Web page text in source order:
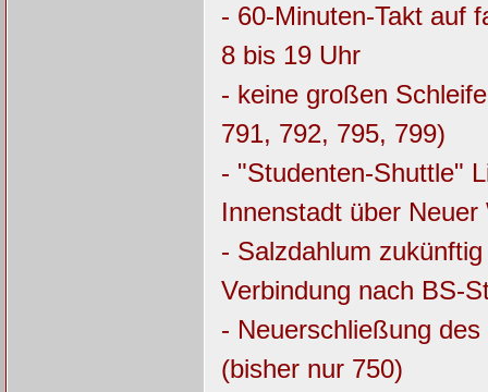
- 60-Minuten-Takt auf
8 bis 19 Uhr
- keine großen
791, 792, 795, 799)
- "Studenten-Shuttle"
Innenstadt über
- Salzdahlum
Verbindung nach BS-
- Neuerschließung
(bisher nur 750)